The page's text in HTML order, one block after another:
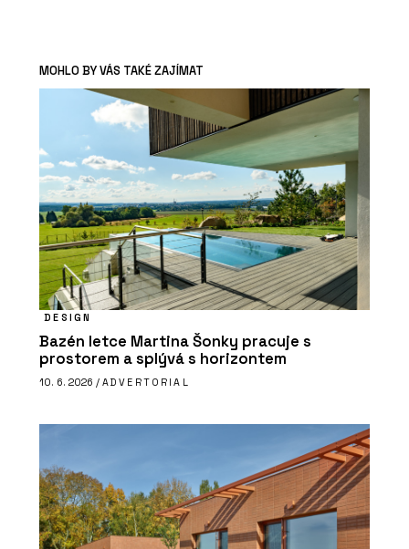
MOHLO BY VÁS TAKÉ ZAJÍMAT
DESIGN
Bazén letce Martina Šonky pracuje s
prostorem a splývá s horizontem
10. 6. 2026 / ADVERTORIAL